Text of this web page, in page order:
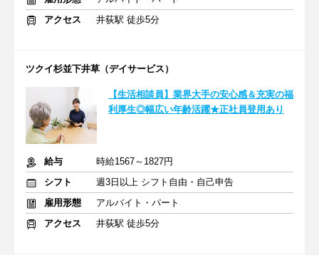
アクセス
井荻駅 徒歩5分
ツクイ杉並下井草（デイサービス）
【生活相談員】業界大手の安心感＆充実の福
利厚生◎幅広い年齢活躍★正社員登用あり
給与
時給1567～1827円
シフト
週3日以上 シフト自由・自己申告
雇用形態
アルバイト・パート
アクセス
井荻駅 徒歩5分